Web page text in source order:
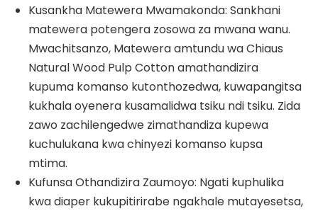
Kusankha Matewera Mwamakonda: Sankhani
matewera potengera zosowa za mwana wanu.
Mwachitsanzo, Matewera amtundu wa Chiaus
Natural Wood Pulp Cotton amathandizira
kupuma komanso kutonthozedwa, kuwapangitsa
kukhala oyenera kusamalidwa tsiku ndi tsiku. Zida
zawo zachilengedwe zimathandiza kupewa
kuchulukana kwa chinyezi komanso kupsa
mtima.
Kufunsa Othandizira Zaumoyo: Ngati kuphulika
kwa diaper kukupitirirabe ngakhale mutayesetsa,